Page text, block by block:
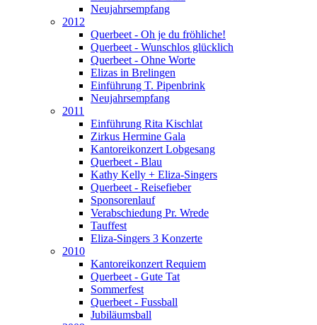
Neujahrsempfang
2012
Querbeet - Oh je du fröhliche!
Querbeet - Wunschlos glücklich
Querbeet - Ohne Worte
Elizas in Brelingen
Einführung T. Pipenbrink
Neujahrsempfang
2011
Einführung Rita Kischlat
Zirkus Hermine Gala
Kantoreikonzert Lobgesang
Querbeet - Blau
Kathy Kelly + Eliza-Singers
Querbeet - Reisefieber
Sponsorenlauf
Verabschiedung Pr. Wrede
Tauffest
Eliza-Singers 3 Konzerte
2010
Kantoreikonzert Requiem
Querbeet - Gute Tat
Sommerfest
Querbeet - Fussball
Jubiläumsball